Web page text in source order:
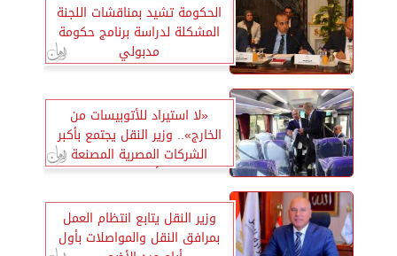
الحكومة تشيد بمناقشات اللجنة
المشكلة لدراسة برنامج حكومة
مدبولي
«لا استيراد للأتوبيسات من
الخارج».. وزير النقل يجتمع بأكبر
الشركات المصرية المصنعة
للأتوبيسات
وزير النقل يتابع انتظام العمل
بمرافق النقل والمواصلات بأول